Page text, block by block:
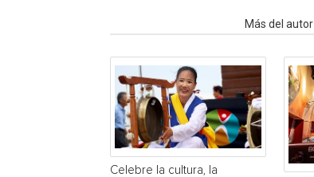
Más del autor
Celebre la cultura, la